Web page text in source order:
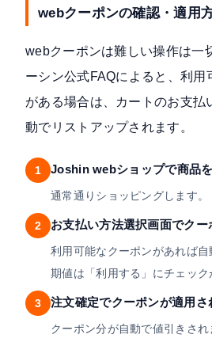
webクーポンの確認・適用
webクーポンは難しい操作は一
ーシン公式FAQによると、利用
がある場合は、カートのお支払
動でリストアップされます。
1 Joshin webショップで商品
通常通りショッピングします。
2 お支払い方法選択画面でクー
利用可能なクーポンがあれば
期値は「利用する」にチェック
3 注文確定でクーポンが適用さ
クーポン分が自動で値引きさ